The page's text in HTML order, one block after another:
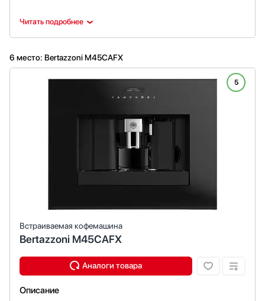
Читать подробнее
6 место: Bertazzoni M45CAFX
5
Встраиваемая кофемашина
Bertazzoni M45CAFX
Описание